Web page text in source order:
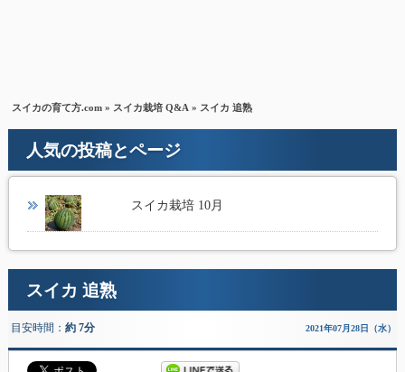
スイカの育て方.com » スイカ栽培 Q&A » スイカ 追熟
人気の投稿とページ
スイカ栽培 10月
スイカ 追熟
目安時間： 約 7分 2021年07月28日（水）